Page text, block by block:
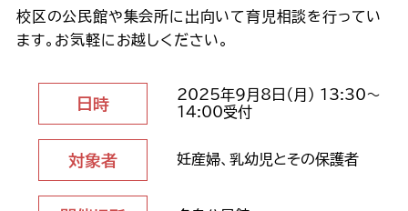
校区の公民館や集会所に出向いて育児相談を行ってい
ます。お気軽にお越しください。
日時
2025年9月8日（月） 13:30～
14:00受付
対象者 妊産婦、乳幼児とその保護者